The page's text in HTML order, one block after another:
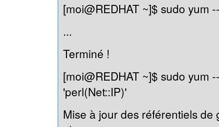
[moi@REDHAT ~]$ sudo yum
...
Terminé !
[moi@REDHAT ~]$ sudo yum
'perl(Net::IP)'
Mise à jour des référentiels de